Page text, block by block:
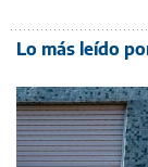
Lo más leído